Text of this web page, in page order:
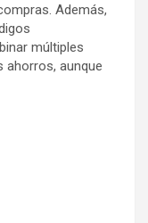
Además,
múltiples
ahorros, aunque